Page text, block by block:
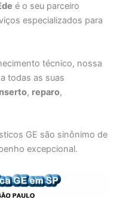
é o seu parceiro
especializados para
técnico, nossa
todas as suas
, reparo,
GE são sinônimo de
excepcional.